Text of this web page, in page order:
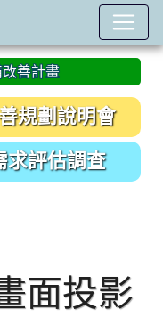
改善計畫
規劃說明會
求評估調查
面投影